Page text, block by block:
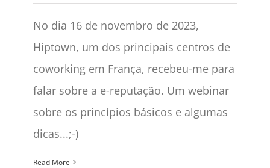
No dia 16 de novembro de 2023,
Hiptown, um dos principais centros de
coworking em França, recebeu-me para
falar sobre a e-reputação. Um webinar
sobre os princípios básicos e algumas
dicas...;-)
Read More